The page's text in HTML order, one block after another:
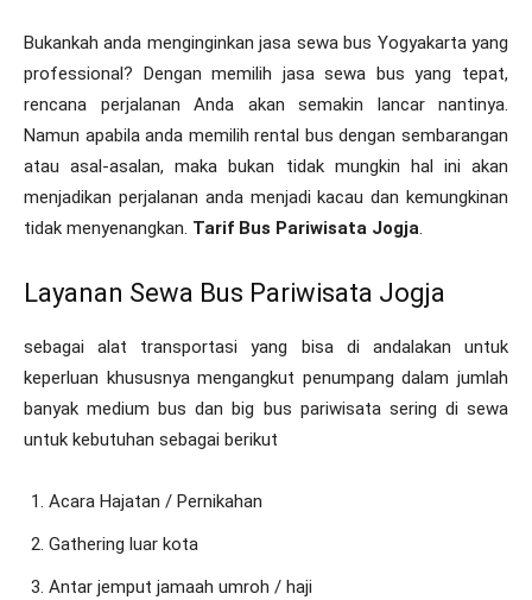
Bukankah anda menginginkan jasa sewa bus Yogyakarta yang
professional? Dengan memilih jasa sewa bus yang tepat,
rencana perjalanan Anda akan semakin lancar nantinya.
Namun apabila anda memilih rental bus dengan sembarangan
atau asal-asalan, maka bukan tidak mungkin hal ini akan
menjadikan perjalanan anda menjadi kacau dan kemungkinan
tidak menyenangkan. Tarif Bus Pariwisata Jogja.
Layanan Sewa Bus Pariwisata Jogja
sebagai alat transportasi yang bisa di andalakan untuk
keperluan khususnya mengangkut penumpang dalam jumlah
banyak medium bus dan big bus pariwisata sering di sewa
untuk kebutuhan sebagai berikut
Acara Hajatan / Pernikahan
Gathering luar kota
Antar jemput jamaah umroh / haji